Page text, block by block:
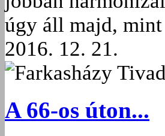
úgy áll majd,
2016. 12. 21.
Farkasházy
A 66-os úton...